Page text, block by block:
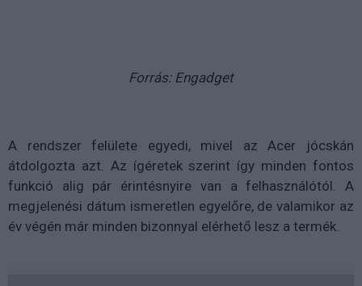
Forrás: Engadget
A rendszer felülete egyedi, mivel az Acer jócskán
átdolgozta azt. Az ígéretek szerint így minden fontos
funkció alig pár érintésnyire van a felhasználótól. A
megjelenési dátum ismeretlen egyelőre, de valamikor az
év végén már minden bizonnyal elérhető lesz a termék.